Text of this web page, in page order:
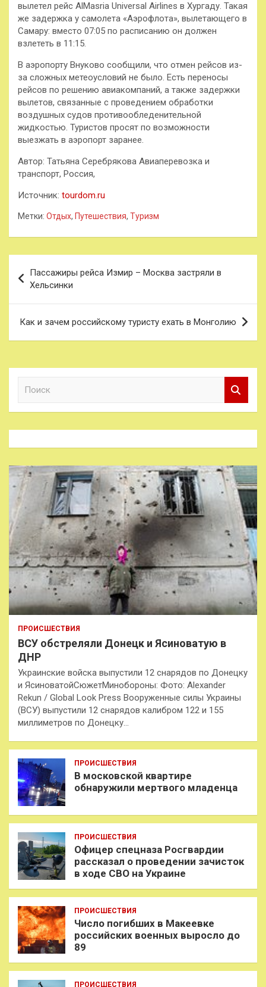
вылетел рейс AlMasria Universal Airlines в Хургаду. Такая
же задержка у самолета «Аэрофлота», вылетающего в
Самару: вместо 07:05 по расписанию он должен
взлететь в 11:15.
В аэропорту Внуково сообщили, что отмен рейсов из-
за сложных метеоусловий не было. Есть переносы
рейсов по решению авиакомпаний, а также задержки
вылетов, связанные с проведением обработки
воздушных судов противообледенительной
жидкостью. Туристов просят по возможности
выезжать в аэропорт заранее.
Автор: Татьяна Серебрякова Авиаперевозка и
транспорт, Россия,
Источник: tourdom.ru
Метки: Отдых, Путешествия, Туризм
по
записям
Пассажиры рейса Измир – Москва застряли в
Хельсинки
Как и зачем российскому туристу ехать в Монголию
к
ПРОИСШЕСТВИЯ
ВСУ обстреляли Донецк и Ясиноватую в
ДНР
Украинские войска выпустили 12 снарядов по Донецку
и ЯсиноватойСюжетМинобороны: Фото: Alexander
Rekun / Global Look Press Вооруженные силы Украины
(ВСУ) выпустили 12 снарядов калибром 122 и 155
миллиметров по Донецку…
ПРОИСШЕСТВИЯ
В московской квартире
обнаружили мертвого младенца
ПРОИСШЕСТВИЯ
Офицер спецназа Росгвардии
рассказал о проведении зачисток
в ходе СВО на Украине
ПРОИСШЕСТВИЯ
Число погибших в Макеевке
российских военных выросло до
89
ПРОИСШЕСТВИЯ